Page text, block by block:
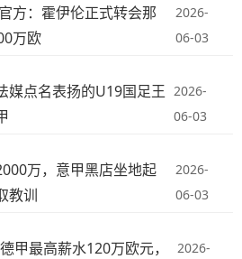
方：霍伊伦正式转会那
万欧
2026-
06-03
媒点名表扬的U19国足王 2026-
06-03
万，意甲黑店坐地起
教训
2026-
06-03
甲最高薪水120万欧元，
2026-